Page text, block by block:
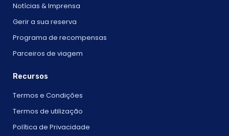
Notícias & Imprensa
Gerir a sua reserva
Programa de recompensas
Parceiros de viagem
Recursos
Termos e Condições
Termos de utilização
Política de Privacidade